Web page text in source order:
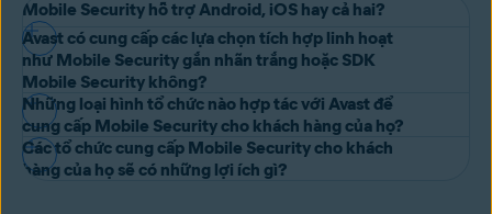
Mobile Security hỗ trợ Android, iOS hay cả hai?
Avast Mobile Security hỗ trợ cả Android và iOS, với các tính năng
tùy chỉnh để bảo vệ từng hệ điều hành ở vị trí cần thiết.
Avast có cung cấp các lựa chọn tích hợp linh hoạt
như Mobile Security gắn nhãn trắng hoặc SDK
Mobile Security không?
Có, Avast sẽ hợp tác với tổ chức của bạn về các giải pháp Mobile
Security gắn nhãn trắng, Mobile Security đồng thương hiệu hoặc
SDK Mobile Security để mang lại trải nghiệm người dùng tốt nhất
Những loại hình tổ chức nào hợp tác với Avast để
cung cấp Mobile Security cho khách hàng của họ?
Avast hợp tác với các nhà cung cấp viễn thông, ngân hàng, nhà
Các tổ chức cung cấp Mobile Security cho khách
hàng của họ sẽ có những lợi ích gì?